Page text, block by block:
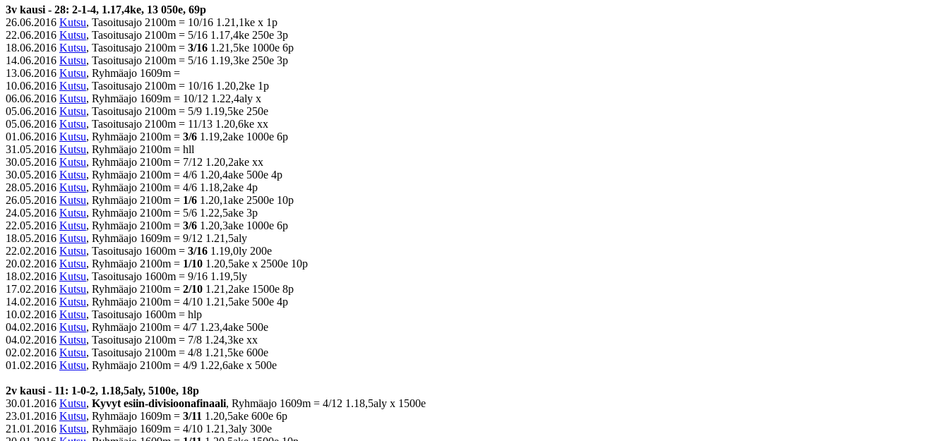
3v kausi - 28: 2-1-4, 1.17,4ke, 13 050e, 69p
26.06.2016 Kutsu, Tasoitusajo 2100m = 10/16 1.21,1ke x 1p
22.06.2016 Kutsu, Tasoitusajo 2100m = 5/16 1.17,4ke 250e 3p
18.06.2016 Kutsu, Tasoitusajo 2100m = 3/16 1.21,5ke 1000e 6p
14.06.2016 Kutsu, Tasoitusajo 2100m = 5/16 1.19,3ke 250e 3p
13.06.2016 Kutsu, Ryhmäajo 1609m =
10.06.2016 Kutsu, Tasoitusajo 2100m = 10/16 1.20,2ke 1p
06.06.2016 Kutsu, Ryhmäajo 1609m = 10/12 1.22,4aly x
05.06.2016 Kutsu, Tasoitusajo 2100m = 5/9 1.19,5ke 250e
05.06.2016 Kutsu, Tasoitusajo 2100m = 11/13 1.20,6ke xx
01.06.2016 Kutsu, Ryhmäajo 2100m = 3/6 1.19,2ake 1000e 6p
31.05.2016 Kutsu, Ryhmäajo 2100m = hll
30.05.2016 Kutsu, Ryhmäajo 2100m = 7/12 1.20,2ake xx
30.05.2016 Kutsu, Ryhmäajo 2100m = 4/6 1.20,4ake 500e 4p
28.05.2016 Kutsu, Ryhmäajo 2100m = 4/6 1.18,2ake 4p
26.05.2016 Kutsu, Ryhmäajo 2100m = 1/6 1.20,1ake 2500e 10p
24.05.2016 Kutsu, Ryhmäajo 2100m = 5/6 1.22,5ake 3p
22.05.2016 Kutsu, Ryhmäajo 2100m = 3/6 1.20,3ake 1000e 6p
18.05.2016 Kutsu, Ryhmäajo 1609m = 9/12 1.21,5aly
22.02.2016 Kutsu, Tasoitusajo 1600m = 3/16 1.19,0ly 200e
20.02.2016 Kutsu, Ryhmäajo 2100m = 1/10 1.20,5ake x 2500e 10p
18.02.2016 Kutsu, Tasoitusajo 1600m = 9/16 1.19,5ly
17.02.2016 Kutsu, Ryhmäajo 2100m = 2/10 1.21,2ake 1500e 8p
14.02.2016 Kutsu, Ryhmäajo 2100m = 4/10 1.21,5ake 500e 4p
10.02.2016 Kutsu, Tasoitusajo 1600m = hlp
04.02.2016 Kutsu, Ryhmäajo 2100m = 4/7 1.23,4ake 500e
04.02.2016 Kutsu, Tasoitusajo 2100m = 7/8 1.24,3ke xx
02.02.2016 Kutsu, Tasoitusajo 2100m = 4/8 1.21,5ke 600e
01.02.2016 Kutsu, Ryhmäajo 2100m = 4/9 1.22,6ake x 500e
2v kausi - 11: 1-0-2, 1.18,5aly, 5100e, 18p
30.01.2016 Kutsu, Kyvyt esiin-divisioonafinaali, Ryhmäajo 1609m = 4/12 1.18,5aly x 1500e
23.01.2016 Kutsu, Ryhmäajo 1609m = 3/11 1.20,5ake 600e 6p
21.01.2016 Kutsu, Ryhmäajo 1609m = 4/10 1.21,3aly 300e